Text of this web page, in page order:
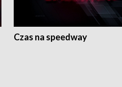
Czas na speedway